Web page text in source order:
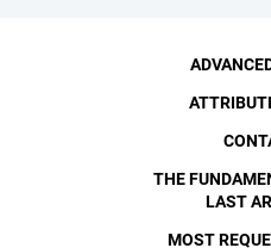
THE
LAST
MOST